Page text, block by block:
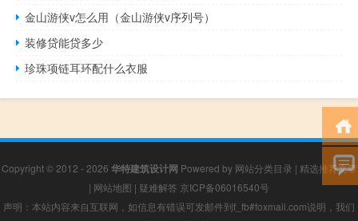
金山游侠v怎么用（金山游侠v序列号）
装修贷能贷多少
珍珠项链耳环配什么衣服
Copyright © 2012 - 2026 华特建筑设计网 Powered by 网站分类目录 | 精选推荐文章
| 网站地图 | 疑难解答 京ICP备06016540号
声明：本站内容来自互联网，如信息有错误可发邮件到f_fb#foxmail.com说明，我们